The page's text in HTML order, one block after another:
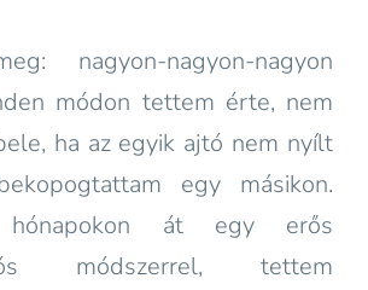
nagyon-nagyon-nagyon
módon tettem érte, nem
ha az egyik ajtó nem nyílt
egy másikon.
hónapokon át egy erős
módszerrel, tettem